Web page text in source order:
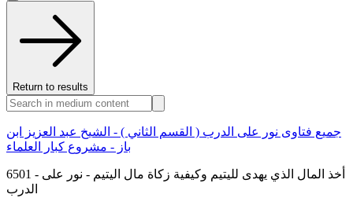
Return to results
جميع فتاوى نور على الدرب ( القسم الثاني ) - الشيخ عبد العزيز ابن
باز - مشروع كبار العلماء
6501 - أخذ المال الذي يهدى لليتيم وكيفية زكاة مال اليتيم - نور على
الدرب